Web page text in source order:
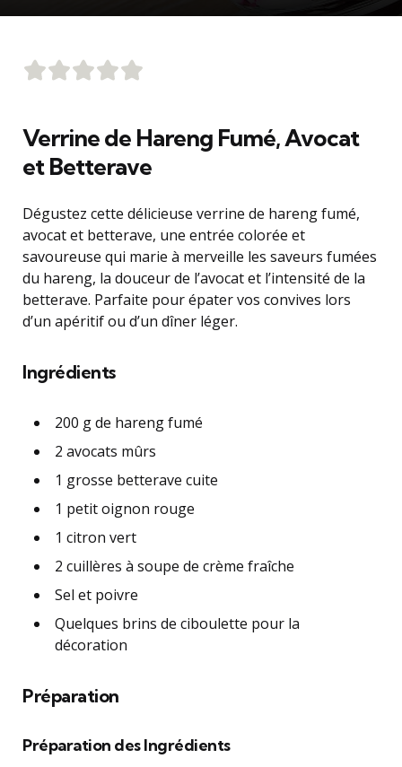
Verrine de Hareng Fumé, Avocat
et Betterave
Dégustez cette délicieuse verrine de hareng fumé,
avocat et betterave, une entrée colorée et
savoureuse qui marie à merveille les saveurs fumées
du hareng, la douceur de l’avocat et l’intensité de la
betterave. Parfaite pour épater vos convives lors
d’un apéritif ou d’un dîner léger.
Ingrédients
200 g de hareng fumé
2 avocats mûrs
1 grosse betterave cuite
1 petit oignon rouge
1 citron vert
2 cuillères à soupe de crème fraîche
Sel et poivre
Quelques brins de ciboulette pour la
décoration
Préparation
Préparation des Ingrédients